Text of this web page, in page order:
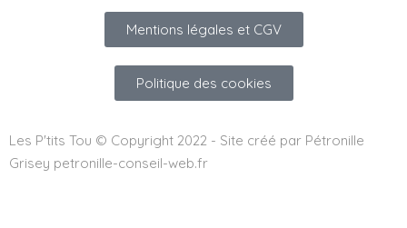
Mentions légales et CGV
Politique des cookies
Les P'tits Tou © Copyright 2022 - Site créé par Pétronille
Grisey petronille-conseil-web.fr